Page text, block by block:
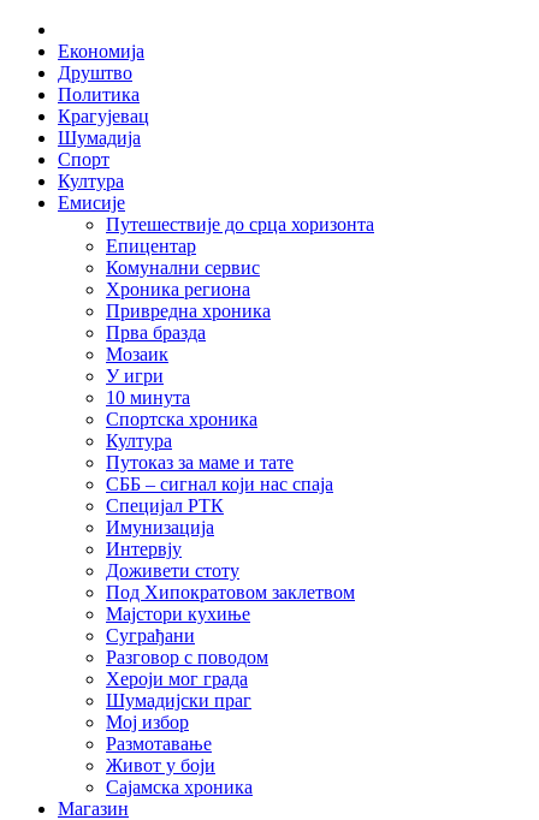
Skip
content
Економија
Друштво
Политика
Крагујевац
Шумадија
Спорт
Култура
Емисије
Путешествије до срца хоризонта
Епицентар
Комунални сервис
Хроника региона
Привредна хроника
Прва бразда
Мозаик
У игри
10 минута
Спортска хроника
Култура
Путоказ за маме и тате
СББ – сигнал који нас спаја
Специјал РТК
Имунизација
Интервју
Доживети стоту
Под Хипократовом заклетвом
Мајстори кухиње
Суграђани
Разговор с поводом
Хероји мог града
Шумадијски праг
Мој избор
Размотавање
Живот у боји
Сајамска хроника
Магазин